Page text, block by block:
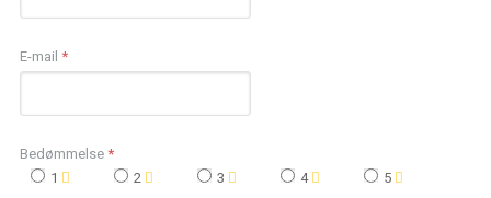
E-mail *
Bedømmelse *
1
2 3 4 5